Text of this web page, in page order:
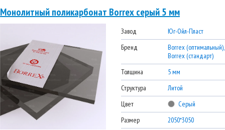
Монолитный поликарбонат Borrex серый 5 мм
Завод
Юг-Ойл-Пласт
Бренд
Borrex (оптимальный),
Borrex (стандарт)
Толщина
5 мм
Структура
Литой
Цвет
Серый
Размер
2050*3050